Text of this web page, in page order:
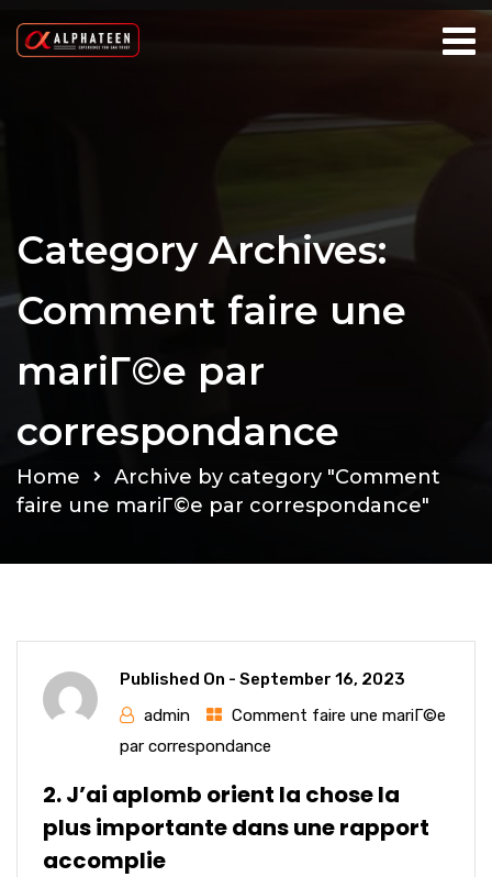
Category Archives:
Comment faire une
mariГ©e par
correspondance
Home
Archive by category "Comment
faire une mariГ©e par correspondance"
Published On - September 16, 2023
admin
Comment faire une mariГ©e
par correspondance
2. J’ai aplomb orient la chose la
plus importante dans une rapport
accomplie